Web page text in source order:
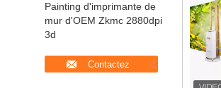
Painting d'imprimante de
mur d'OEM Zkmc 2880dpi
3d
Contactez